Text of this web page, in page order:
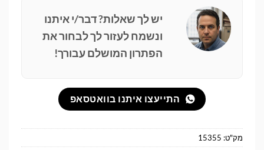
יש לך שאלות? דבר/י איתנו
ונשמח לעזור לך לבחור את
הפתרון המושלם עבורך!
התייעצו איתנו בוואטסאפ
מק"ט: 15355